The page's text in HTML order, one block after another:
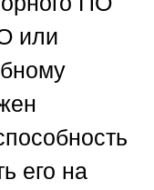
или
его на